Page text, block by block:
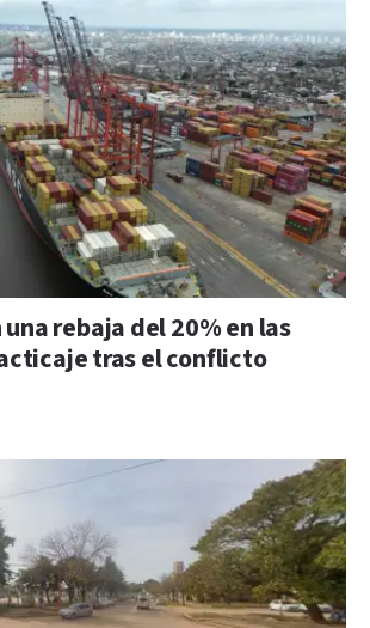
rebaja del 20% en las
tras el conflicto